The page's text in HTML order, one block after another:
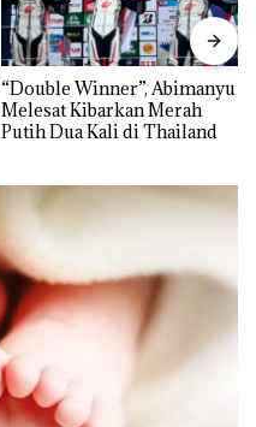
“Double Winner”, Abimanyu
Melesat Kibarkan Merah
Putih Dua Kali di Thailand